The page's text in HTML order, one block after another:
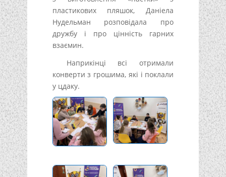
пластикових пляшок, Даніела
Нудельман розповідала про
дружбу і про цінність гарних
взаємин.
Наприкінці всі отримали
конверти з грошима, які і поклали
у цдаку.